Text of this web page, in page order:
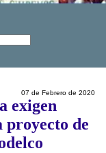
07 de Febrero de 2020
exigen
proyecto de